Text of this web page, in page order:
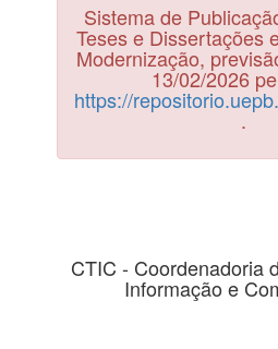
Sistema de
Teses e Dissertações
Modernização,
13/02/2026
https://
.
CTIC - Coordenadoria
Informação e